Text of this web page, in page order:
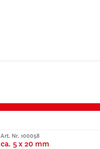
Art. Nr. 100058
ca. 5 x 20 mm